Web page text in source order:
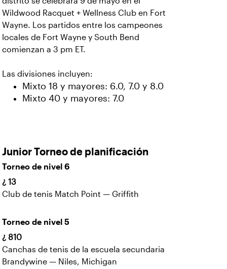
Wildwood Racquet + Wellness Club en Fort
Wayne.
Los partidos entre los campeones
locales de Fort Wayne y South Bend
comienzan a 3 pm ET.
Las divisiones incluyen:
Mixto 18 y mayores: 6.0, 7.0 y 8.0
Mixto 40 y mayores: 7.0
Junior Torneo de planificación
Torneo de nivel 6
¿ 13
Club de tenis Match Point — Griffith
Torneo de nivel 5
¿ 810
Canchas de tenis de la escuela secundaria
Brandywine — Niles, Michigan